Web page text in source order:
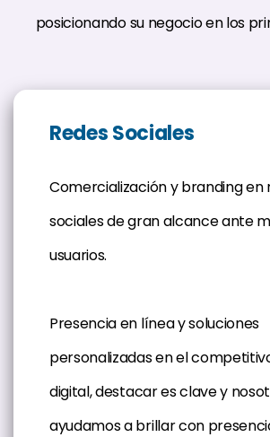
posicionando su negocio en los
Redes Sociales
Comercialización y branding en
sociales de gran alcance ante
usuarios.
Presencia en línea y soluciones
personalizadas en el
digital, destacar es clave y
ayudamos a brillar con